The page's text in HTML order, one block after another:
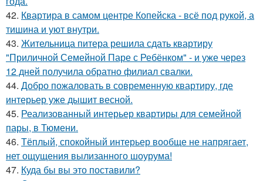
42. Квартира в самом центре Копейска - всё под рукой, а
тишина и уют внутри.
43. Жительница питера решила сдать квартиру
"Приличной Семейной Паре с Ребёнком" - и уже через
12 дней получила обратно филиал свалки.
44. Добро пожаловать в современную квартиру, где
интерьер уже дышит весной.
45. Реализованный интерьер квартиры для семейной
пары, в Тюмени.
46. Тёплый, спокойный интерьер вообще не напрягает,
нет ощущения вылизанного шоурума!
47. Куда бы вы это поставили?